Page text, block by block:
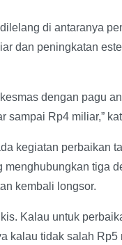
di antaranya
dan peningkatan
dengan pagu
sampai Rp4 miliar,”
kegiatan perbaikan
tiga
kembali longsor.
Kalau untuk
kalau tidak salah Rp5